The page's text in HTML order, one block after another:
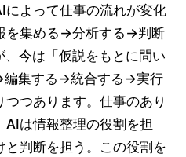
よって仕事の流れが変化
を集める→分析する→判断
今は「仮説をもとに問い
集する→統合する→実行
つあります。仕事のあり
は情報整理の役割を担
判断を担う。この役割を